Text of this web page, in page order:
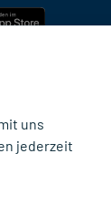
uns
jederzeit